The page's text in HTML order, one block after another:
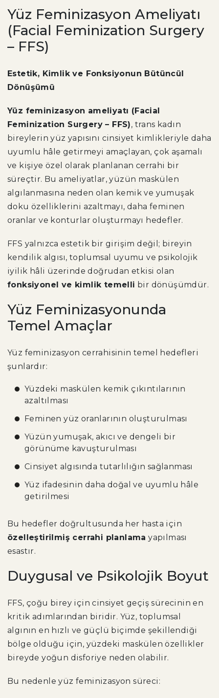
Yüz Feminizasyon Ameliyatı
(Facial Feminization Surgery
– FFS)
Estetik, Kimlik ve Fonksiyonun Bütüncül
Dönüşümü
Yüz feminizasyon ameliyatı (Facial
Feminization Surgery – FFS), trans kadın
bireylerin yüz yapısını cinsiyet kimlikleriyle daha
uyumlu hâle getirmeyi amaçlayan, çok aşamalı
ve kişiye özel olarak planlanan cerrahi bir
süreçtir. Bu ameliyatlar, yüzün maskülen
algılanmasına neden olan kemik ve yumuşak
doku özelliklerini azaltmayı, daha feminen
oranlar ve konturlar oluşturmayı hedefler.
FFS yalnızca estetik bir girişim değil; bireyin
kendilik algısı, toplumsal uyumu ve psikolojik
iyilik hâli üzerinde doğrudan etkisi olan
fonksiyonel ve kimlik temelli bir dönüşümdür.
Yüz Feminizasyonunda
Temel Amaçlar
Yüz feminizasyon cerrahisinin temel hedefleri
şunlardır:
Yüzdeki maskülen kemik çıkıntılarının
azaltılması
Feminen yüz oranlarının oluşturulması
Yüzün yumuşak, akıcı ve dengeli bir
görünüme kavuşturulması
Cinsiyet algısında tutarlılığın sağlanması
Yüz ifadesinin daha doğal ve uyumlu hâle
getirilmesi
Bu hedefler doğrultusunda her hasta için
özelleştirilmiş cerrahi planlama yapılması
esastır.
Duygusal ve Psikolojik Boyut
FFS, çoğu birey için cinsiyet geçiş sürecinin en
kritik adımlarından biridir. Yüz, toplumsal
algının en hızlı ve güçlü biçimde şekillendiği
bölge olduğu için, yüzdeki maskülen özellikler
bireyde yoğun disforiye neden olabilir.
Bu nedenle yüz feminizasyon süreci: